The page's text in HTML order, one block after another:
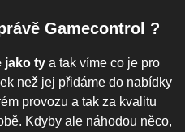
Gamecontrol ?
jako ty a tak víme co je pro
než jej přidáme do nabídky
provozu a tak za kvalitu
Kdyby ale náhodou něco,